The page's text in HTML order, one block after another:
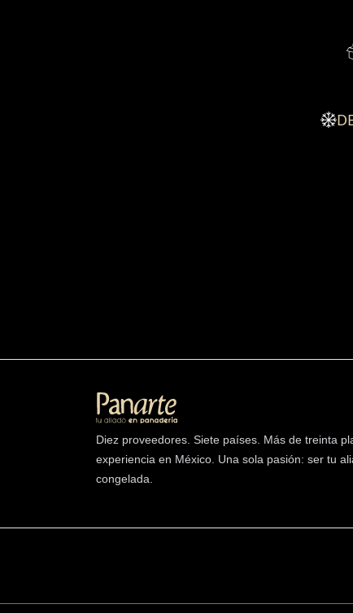
Diez proveedores. Siete países. Más de treinta
experiencia en México. Una sola pasión: ser tu
congelada.